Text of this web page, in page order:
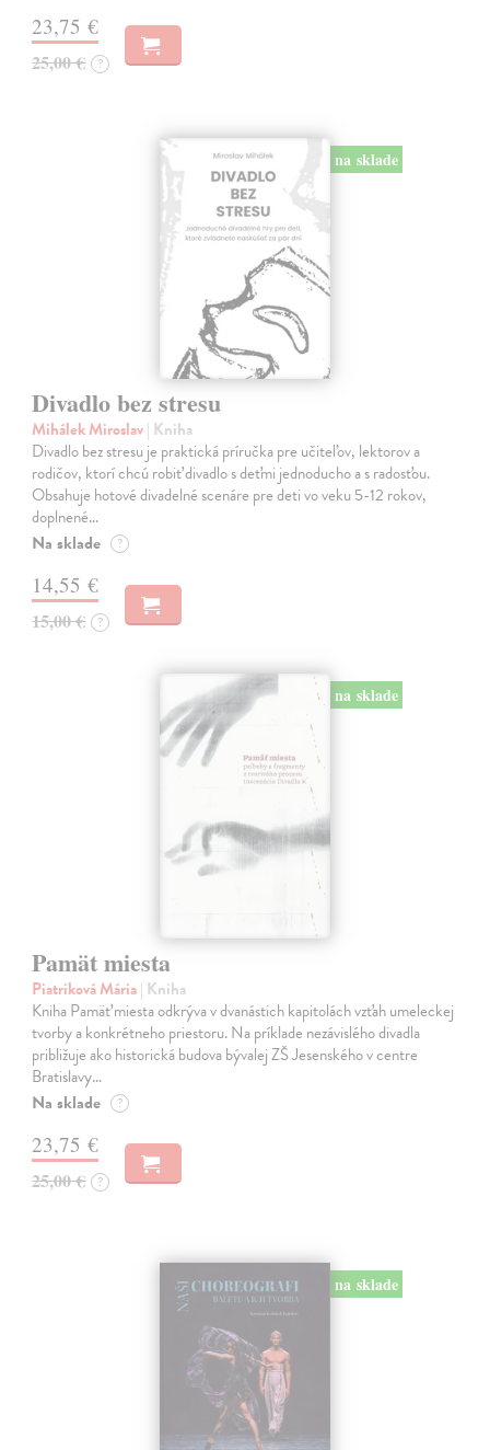
23,75 €
25,00 € ?
na sklade
Divadlo bez stresu
Mihálek Miroslav| Kniha
Divadlo bez stresu je praktická príručka pre učiteľov, lektorov a
rodičov, ktorí chcú robiť divadlo s deťmi jednoducho a s radosťou.
Obsahuje hotové divadelné scenáre pre deti vo veku 5-12 rokov,
doplnené…
Na sklade ?
14,55 €
15,00 € ?
na sklade
Pamät miesta
Piatriková Mária| Kniha
Kniha Pamäť miesta odkrýva v dvanástich kapitolách vzťah umeleckej
tvorby a konkrétneho priestoru. Na príklade nezávislého divadla
približuje ako historická budova bývalej ZŠ Jesenského v centre
Bratislavy…
Na sklade ?
23,75 €
25,00 € ?
na sklade